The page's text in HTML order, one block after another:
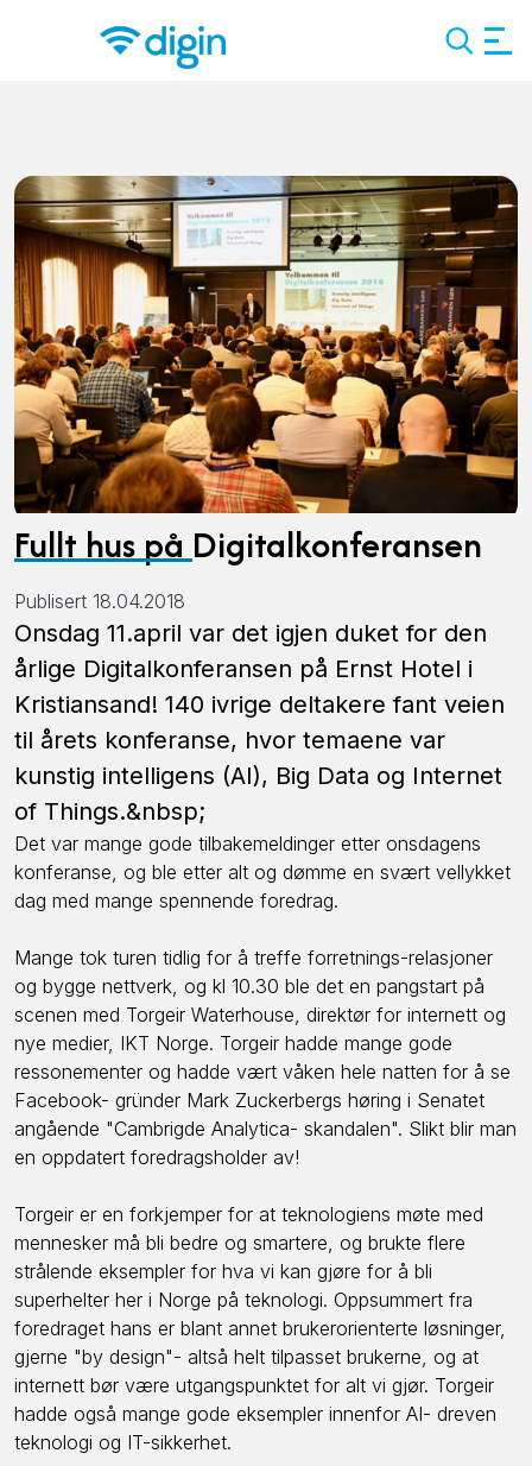
Fullt hus på Digitalkonferansen
Publisert 18.04.2018
Onsdag 11.april var det igjen duket for den
årlige Digitalkonferansen på Ernst Hotel i
Kristiansand! 140 ivrige deltakere fant veien
til årets konferanse, hvor temaene var
kunstig intelligens (AI), Big Data og Internet
of Things.&nbsp;
Det var mange gode tilbakemeldinger etter onsdagens
konferanse, og ble etter alt og dømme en svært vellykket
dag med mange spennende foredrag.
Mange tok turen tidlig for å treffe forretnings-relasjoner
og bygge nettverk, og kl 10.30 ble det en pangstart på
scenen med Torgeir Waterhouse, direktør for internett og
nye medier, IKT Norge. Torgeir hadde mange gode
ressonementer og hadde vært våken hele natten for å se
Facebook- gründer Mark Zuckerbergs høring i Senatet
angående "Cambrigde Analytica- skandalen". Slikt blir man
en oppdatert foredragsholder av!
Torgeir er en forkjemper for at teknologiens møte med
mennesker må bli bedre og smartere, og brukte flere
strålende eksempler for hva vi kan gjøre for å bli
superhelter her i Norge på teknologi. Oppsummert fra
foredraget hans er blant annet brukerorienterte løsninger,
gjerne "by design"- altså helt tilpasset brukerne, og at
internett bør være utgangspunktet for alt vi gjør. Torgeir
hadde også mange gode eksempler innenfor AI- dreven
teknologi og IT-sikkerhet.